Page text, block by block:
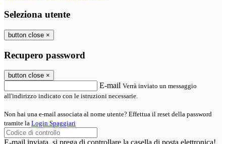
Seleziona utente
button close ×
Recupero password
button close ×
E-mail Verrà inviato un messaggio
all'indirizzo indicato con le istruzioni necessarie.
Non hai una e-mail associata al nome utente? Effettua il reset della password
tramite la Login Spaggiari